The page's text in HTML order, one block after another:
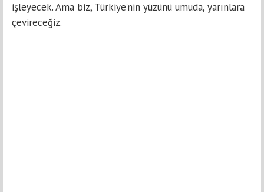
işleyecek. Ama biz, Türkiye’nin yüzünü umuda, yarınlara
çevireceğiz.